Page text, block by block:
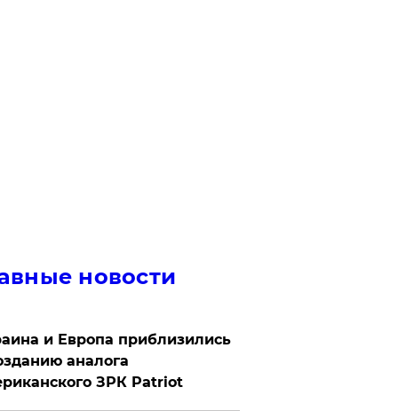
новости
и Европа приблизились
аналога
ЗРК Patriot